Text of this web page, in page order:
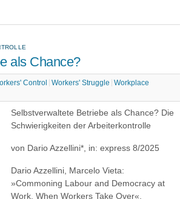
als Chance?
Control Workers' Struggle
Workplace
Selbstverwaltete Betriebe als Chance? Die
Schwierigkeiten der Arbeiterkontrolle
von Dario Azzellini*, in: express 8/2025
Dario Azzellini, Marcelo Vieta:
»Commoning Labour and Democracy at
Work. When Workers Take Over«,